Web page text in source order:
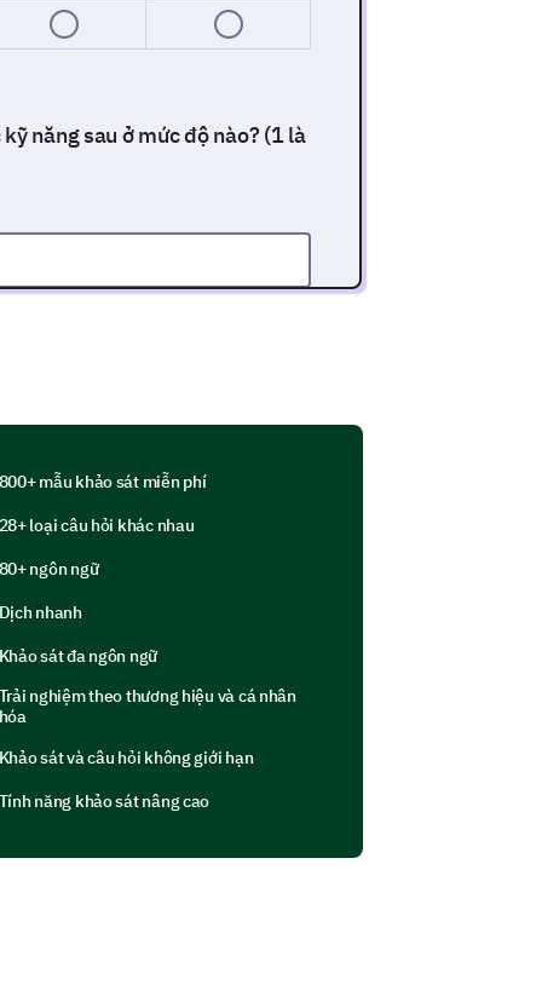
năng sau ở mức độ nào? (1 là
lai
800+ mẫu khảo sát miễn phí
28+ loại câu hỏi khác nhau
80+ ngôn ngữ
Dịch nhanh
Khảo sát đa ngôn ngữ
Trải nghiệm theo thương hiệu và cá nhân
hóa
Khảo sát và câu hỏi không giới hạn
Tính năng khảo sát nâng cao